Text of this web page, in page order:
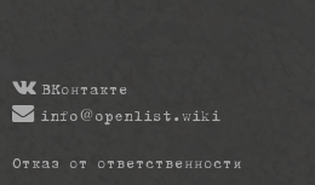
ВКонтакте
info@openlist.wiki
Отказ от ответственности